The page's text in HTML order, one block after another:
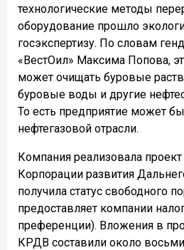
технологические методы
оборудование прошло
госэкспертизу. По словам
«ВестОил» Максима Попова,
может очищать буровые
буровые воды и другие
То есть предприятие может
нефтегазовой отрасли.
Компания реализовала
Корпорации развития
получила статус свободного
предоставляет компании
преференции). Вложения в
КРДВ составили около